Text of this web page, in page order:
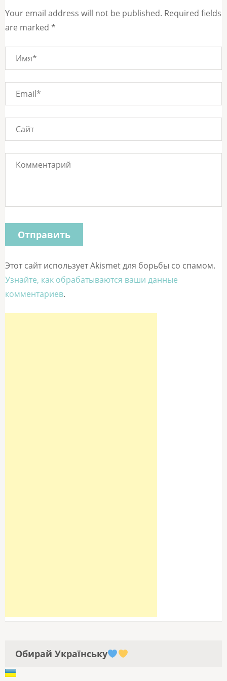
Your email address will not be published. Required fields
are marked *
Этот сайт использует Akismet для борьбы со спамом.
Узнайте, как обрабатываются ваши данные
комментариев.
Обирай Українську